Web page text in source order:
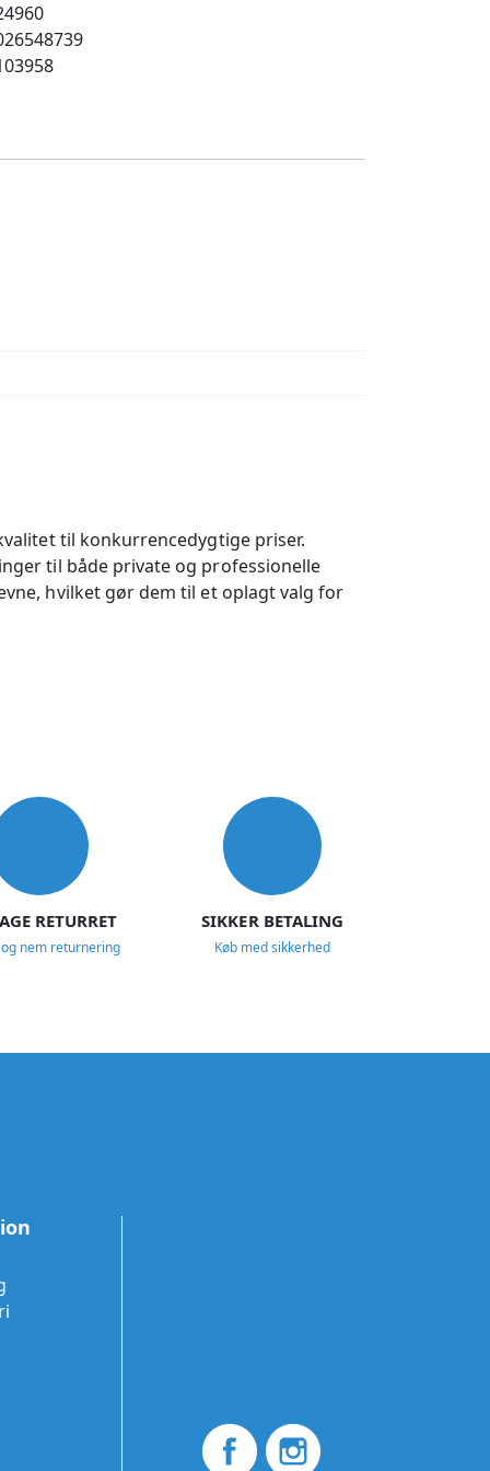
til konkurrencedygtige priser.
til både private og professionelle
hvilket gør dem til et oplagt valg for
RETURRET
nem returnering
SIKKER BETALING
Køb med sikkerhed